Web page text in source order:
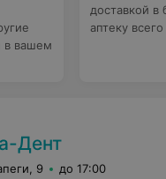
в вашем
доставкой
аптеку
Дент
9 до 17:00